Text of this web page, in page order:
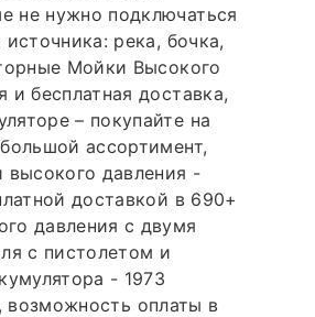
не нужно подключаться
река, бочка,
Мойки Высокого
бесплатная доставка,
– покупайте на
ассортимент,
высокого давления -
доставкой в 690+
давления с двумя
с пистолетом и
- 1973
возможность оплаты в